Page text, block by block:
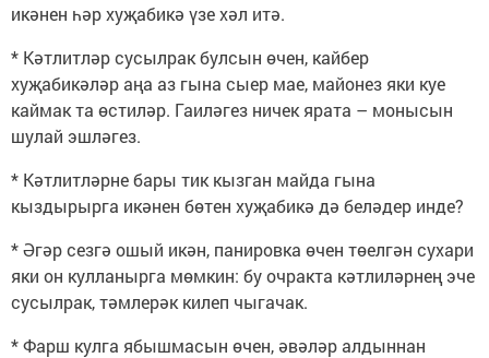
икәнен һәр хуҗабикә үзе хәл итә.
* Кәтлитләр сусылрак булсын өчен, кайбер
хуҗабикәләр аңа аз гына сыер мае, майонез яки куе
каймак та өстиләр. Гаиләгез ничек ярата – монысын
шулай эшләгез.
* Кәтлитләрне бары тик кызган майда гына
кыздырырга икәнен бөтен хуҗабикә дә беләдер инде?
* Әгәр сезгә ошый икән, панировка өчен төелгән сухари
яки он кулланырга мөмкин: бу очракта кәтлиләрнең эче
сусылрак, тәмлерәк килеп чыгачак.
* Фарш кулга ябышмасын өчен, әвәләр алдыннан